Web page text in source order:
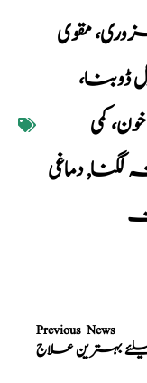
مقوی
کمی
لگنا,دماغی
Previous News